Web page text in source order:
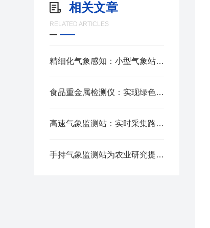
相关文章
RELATED ARTICLES
精细化气象感知：小型气象站监测仪器的普及与实用价值
食品重金属检测仪：实现绿色检测的重要途径
高速气象监测站：实时采集路面与气象数据，保障道路行车安全
手持气象监测站为农业研究提供全面数据支撑